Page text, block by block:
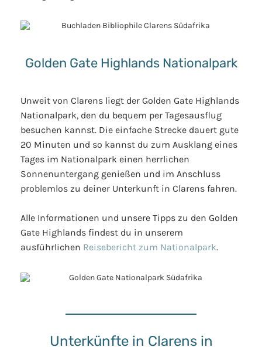
Golden Gate Highlands Nationalpark
Unweit von Clarens liegt der Golden Gate Highlands
Nationalpark, den du bequem per Tagesausflug
besuchen kannst. Die einfache Strecke dauert gute
20 Minuten und so kannst du zum Ausklang eines
Tages im Nationalpark einen herrlichen
Sonnenuntergang genießen und im Anschluss
problemlos zu deiner Unterkunft in Clarens fahren.
Alle Informationen und unsere Tipps zu den Golden
Gate Highlands findest du in unserem
ausführlichen Reisebericht zum Nationalpark.
Unterkünfte in Clarens in